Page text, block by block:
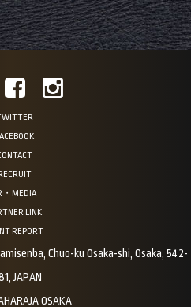
・MEDIA
LINK
REPORT
Chuo-ku Osaka-shi, Osaka, 542-
JAPAN
OSAKA